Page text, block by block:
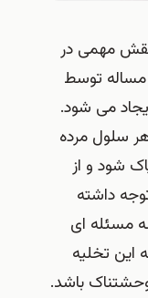
نقش مهمی در
مساله توسط
می شود.
سلول مرده
شود و از
داشته
مسئله ای
این تخلیه
باشد.